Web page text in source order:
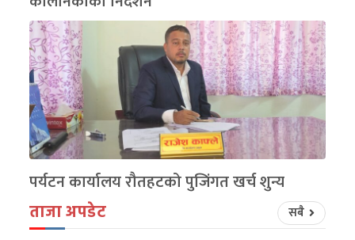
पर्यटन कार्यालय रौतहटको पुजिंगत खर्च शुन्य
ताजा अपडेट सबै